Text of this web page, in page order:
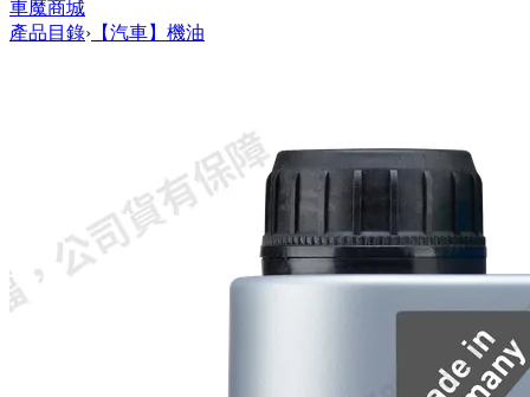
車魔商城
產品目錄› 【汽車】機油